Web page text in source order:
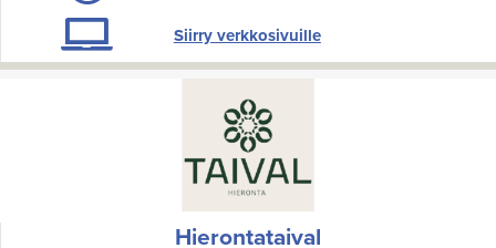
Siirry verkkosivuille
Hierontataival